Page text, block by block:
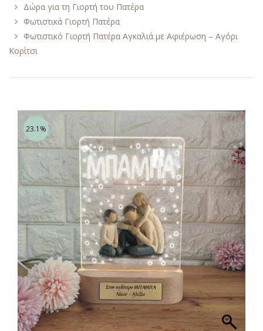
Δώρα για τη Γιορτή του Πατέρα
Φωτιστικά Γιορτή Πατέρα
Φωτιστικό Γιορτή Πατέρα Αγκαλιά με Αφιέρωση – Αγόρι
Κορίτσι
23.1%